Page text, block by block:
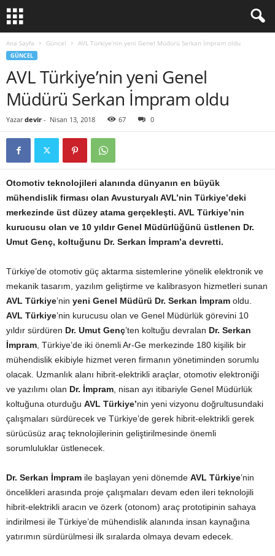
Ana Sayfa Güncel AVL Türkiye’nin yeni Genel Müdürü Serkan İmpram oldu
GÜNCEL
AVL Türkiye’nin yeni Genel
Müdürü Serkan İmpram oldu
Yazar devir - Nisan 13, 2018 67 0
Otomotiv teknolojileri alanında dünyanın en büyük
mühendislik firması olan Avusturyalı AVL’nin Türkiye’deki
merkezinde üst düzey atama gerçekleşti. AVL Türkiye’nin
kurucusu olan ve 10 yıldır Genel Müdürlüğünü üstlenen Dr.
Umut Genç, koltuğunu Dr. Serkan İmpram’a devretti.
Türkiye’de otomotiv güç aktarma sistemlerine yönelik elektronik ve
mekanik tasarım, yazılım geliştirme ve kalibrasyon hizmetleri sunan
AVL Türkiye’nin yeni Genel Müdürü Dr. Serkan İmpram oldu.
AVL Türkiye’nin kurucusu olan ve Genel Müdürlük görevini 10
yıldır sürdüren Dr. Umut Genç’ten koltuğu devralan Dr. Serkan
İmpram , Türkiye’de iki önemli Ar-Ge merkezinde 180 kişilik bir
mühendislik ekibiyle hizmet veren firmanın yönetiminden sorumlu
olacak. Uzmanlık alanı hibrit-elektrikli araçlar, otomotiv elektroniği
ve yazılımı olan Dr. İmpram , nisan ayı itibariyle Genel Müdürlük
koltuğuna oturduğu AVL Türkiye’nin yeni vizyonu doğrultusundaki
çalışmaları sürdürecek ve Türkiye’de gerek hibrit-elektrikli gerek
sürücüsüz araç teknolojilerinin geliştirilmesinde önemli
sorumluluklar üstlenecek.
Dr. Serkan İmpram ile başlayan yeni dönemde AVL Türkiye’nin
öncelikleri arasında proje çalışmaları devam eden ileri teknolojili
hibrit-elektrikli aracın ve özerk (otonom) araç prototipinin sahaya
indirilmesi ile Türkiye’de mühendislik alanında insan kaynağına
yatırımın sürdürülmesi ilk sıralarda olmaya devam edecek.